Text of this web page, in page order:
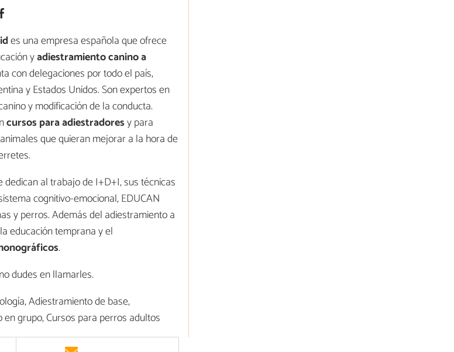
es una empresa española que ofrece
yadiestramiento canino a
con delegaciones por todo el país,
y Estados Unidos. Son expertos en
y modificación de la conducta.
cursos para adiestradoresy para
que quieran mejorar a la hora de
al trabajo de I+D+I, sus técnicas
cognitivo-emocional, EDUCAN
y perros. Además del adiestramiento a
educación temprana y el
.
dudes en llamarles.
Adiestramiento de base,
grupo, Cursos para perros adultos